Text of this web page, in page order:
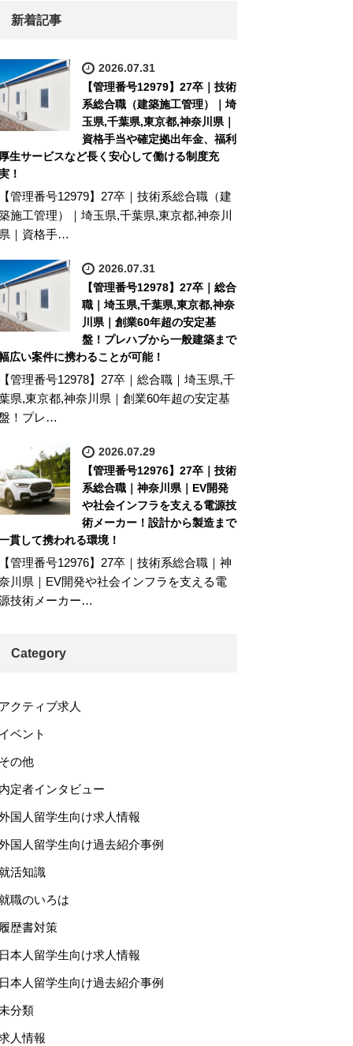
新着記事
2026.07.31
【管理番号12979】27卒｜技術
系総合職（建築施工管理）｜埼
玉県,千葉県,東京都,神奈川県｜
資格手当や確定拠出年金、福利
生サービスなど長く安心して働ける制度充
！
管理番号12979】27卒｜技術系総合職（建
施工管理）｜埼玉県,千葉県,東京都,神奈川
｜資格手…
2026.07.31
【管理番号12978】27卒｜総合
職｜埼玉県,千葉県,東京都,神奈
川県｜創業60年超の安定基
盤！プレハブから一般建築まで
広い案件に携わることが可能！
管理番号12978】27卒｜総合職｜埼玉県,千
県,東京都,神奈川県｜創業60年超の安定基
！プレ…
2026.07.29
【管理番号12976】27卒｜技術
系総合職｜神奈川県｜EV開発
や社会インフラを支える電源技
術メーカー！設計から製造まで
貫して携われる環境！
管理番号12976】27卒｜技術系総合職｜神
川県｜EV開発や社会インフラを支える電
技術メーカー…
Category
クティブ求人
ベント
の他
定者インタビュー
国人留学生向け求人情報
国人留学生向け過去紹介事例
活知識
職のいろは
歴書対策
本人留学生向け求人情報
本人留学生向け過去紹介事例
分類
人情報